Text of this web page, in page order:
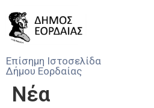
Επίσημη Ιστοσελίδα
Δήμου Εορδαίας
Δήμος
Νέα